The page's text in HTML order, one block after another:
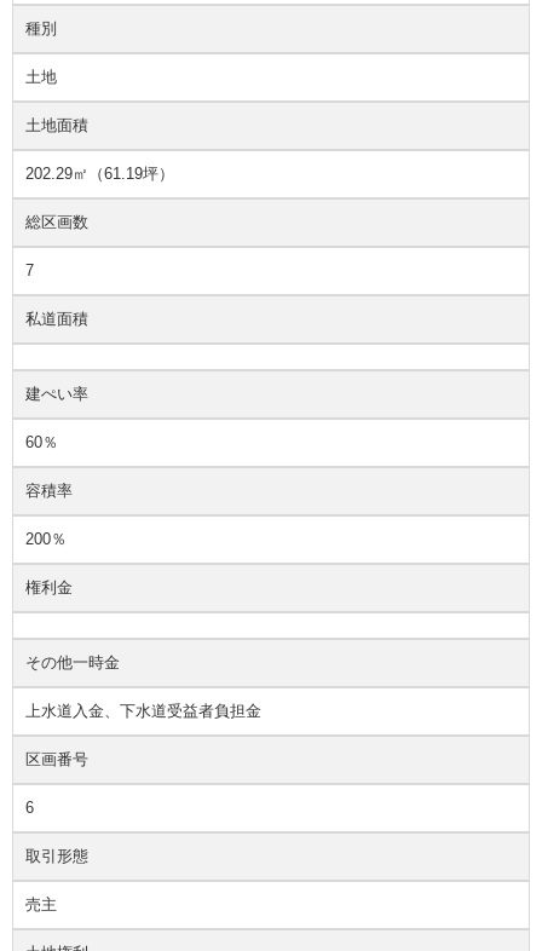
種別
土地
土地面積
202.29㎡（61.19坪）
総区画数
7
私道面積
建ぺい率
60％
容積率
200％
権利金
その他一時金
上水道入金、下水道受益者負担金
区画番号
6
取引形態
売主